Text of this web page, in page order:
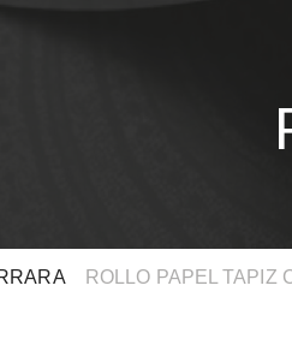
> ROLLO PAPEL TAPIZ